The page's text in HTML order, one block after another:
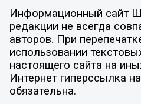
Информационный сайт
редакции не всегда
авторов. При
использовании
настоящего сайта на
Интернет гиперссылка
обязательна.